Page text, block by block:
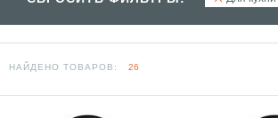
НАЙДЕНО ТОВАРОВ: 26